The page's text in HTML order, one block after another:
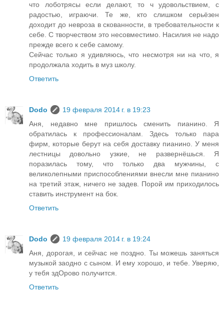
что лоботрясы если делают, то ч удовольствием, с
радостью, играючи. Те же, кто слишком серьёзен
доходит до невроза в скованности, в требовательности к
себе. С творчеством это несовместимо. Насилия не надо
прежде всего к себе самому.
Сейчас только я удивляюсь, что несмотря ни на что, я
продолжала ходить в муз школу.
Ответить
Dodo
19 февраля 2014 г. в 19:23
Аня, недавно мне пришлось сменить пианино. Я
обратилась к профессионалам. Здесь только пара
фирм, которые берут на себя доставку пианино. У меня
лестницы довольно узкие, не развернёшься. Я
поразилась тому, что только два мужчины, с
великолепными приспособлениями внесли мне пианино
на третий этаж, ничего не задев. Порой им приходилось
ставить инструмент на бок.
Ответить
Dodo
19 февраля 2014 г. в 19:24
Аня, дорогая, и сейчас не поздно. Ты можешь заняться
музыкой заодно с сыном. И ему хорошо, и тебе. Уверяю,
у тебя здОрово получится.
Ответить